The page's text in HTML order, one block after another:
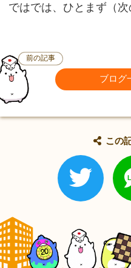
ではでは、ひとまず（次
前の記事
ブログ
この